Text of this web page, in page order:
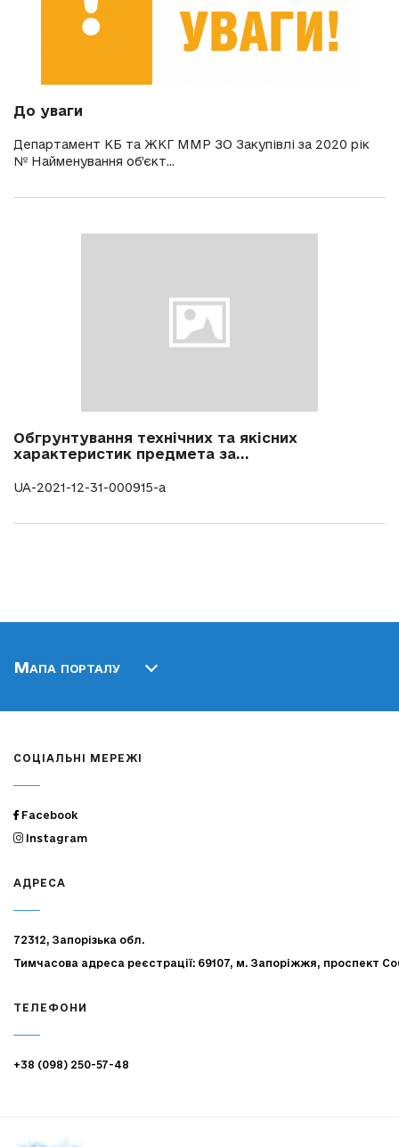
До уваги
Департамент КБ та ЖКГ ММР ЗО Закупівлі за 2020 рік
№ Найменування об’єкт...
Обгрунтування технічних та якісних
характеристик предмета за...
UA-2021-12-31-000915-a
Мапа порталу
СОЦІАЛЬНІ МЕРЕЖІ
Facebook
Instagram
АДРЕСА
72312, Запорізька обл.
Тимчасова адреса реєстрації: 69107, м. Запоріжжя, проспект
ТЕЛЕФОНИ
+38 (098) 250-57-48